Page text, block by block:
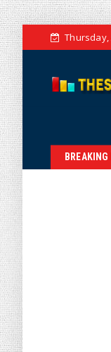
Thursday,
from the Perspective